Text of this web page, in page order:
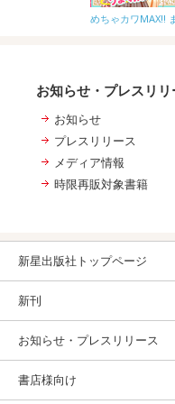
めちゃカワMAX!!
お知らせ・プレスリリ
お知らせ
プレスリリース
メディア情報
時限再販対象書籍
新星出版社トップページ
新刊
お知らせ・プレスリリース
書店様向け